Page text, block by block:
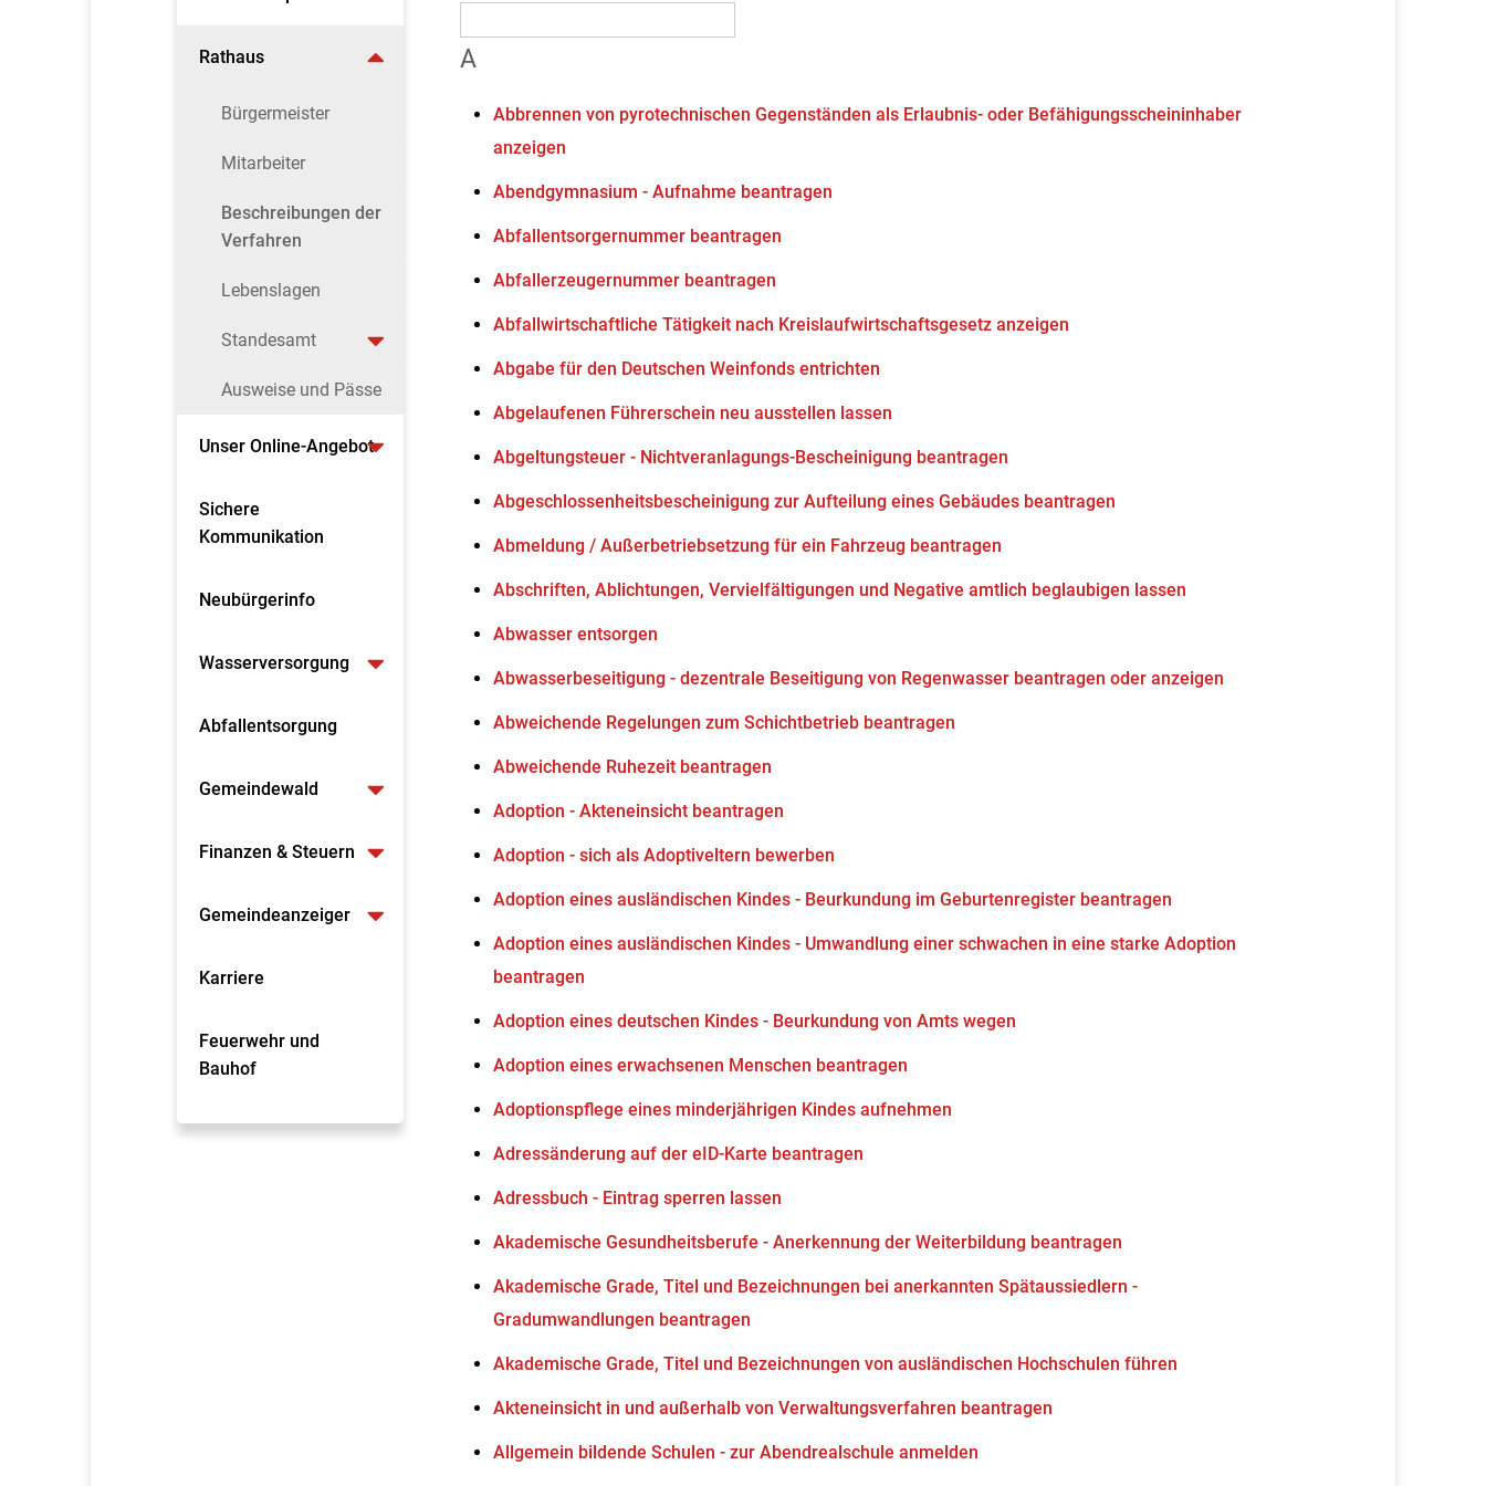
Rathaus
Bürgermeister
Mitarbeiter
Beschreibungen der
Verfahren
Lebenslagen
Standesamt
Ausweise und Pässe
Unser Online-Angebot
Sichere
Kommunikation
Neubürgerinfo
Wasserversorgung
Abfallentsorgung
Gemeindewald
Finanzen & Steuern
Gemeindeanzeiger
Karriere
Feuerwehr und
Bauhof
A
Abbrennen von pyrotechnischen Gegenständen als Erlaubnis- oder Befähigungsscheininhaber
anzeigen
Abendgymnasium - Aufnahme beantragen
Abfallentsorgernummer beantragen
Abfallerzeugernummer beantragen
Abfallwirtschaftliche Tätigkeit nach Kreislaufwirtschaftsgesetz anzeigen
Abgabe für den Deutschen Weinfonds entrichten
Abgelaufenen Führerschein neu ausstellen lassen
Abgeltungsteuer - Nichtveranlagungs-Bescheinigung beantragen
Abgeschlossenheitsbescheinigung zur Aufteilung eines Gebäudes beantragen
Abmeldung / Außerbetriebsetzung für ein Fahrzeug beantragen
Abschriften, Ablichtungen, Vervielfältigungen und Negative amtlich beglaubigen lassen
Abwasser entsorgen
Abwasserbeseitigung - dezentrale Beseitigung von Regenwasser beantragen oder anzeigen
Abweichende Regelungen zum Schichtbetrieb beantragen
Abweichende Ruhezeit beantragen
Adoption - Akteneinsicht beantragen
Adoption - sich als Adoptiveltern bewerben
Adoption eines ausländischen Kindes - Beurkundung im Geburtenregister beantragen
Adoption eines ausländischen Kindes - Umwandlung einer schwachen in eine starke Adoption
beantragen
Adoption eines deutschen Kindes - Beurkundung von Amts wegen
Adoption eines erwachsenen Menschen beantragen
Adoptionspflege eines minderjährigen Kindes aufnehmen
Adressänderung auf der eID-Karte beantragen
Adressbuch - Eintrag sperren lassen
Akademische Gesundheitsberufe - Anerkennung der Weiterbildung beantragen
Akademische Grade, Titel und Bezeichnungen bei anerkannten Spätaussiedlern -
Gradumwandlungen beantragen
Akademische Grade, Titel und Bezeichnungen von ausländischen Hochschulen führen
Akteneinsicht in und außerhalb von Verwaltungsverfahren beantragen
Allgemein bildende Schulen - zur Abendrealschule anmelden